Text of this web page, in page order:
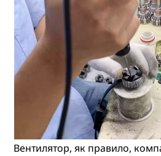
Вентилятор, як правило,